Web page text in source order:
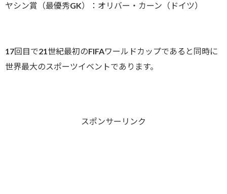
ヤシン賞（最優秀GK）：オリバー・カーン（ドイツ）
17回目で21世紀最初のFIFAワールドカップであると同時に
世界最大のスポーツイベントであります。
スポンサーリンク